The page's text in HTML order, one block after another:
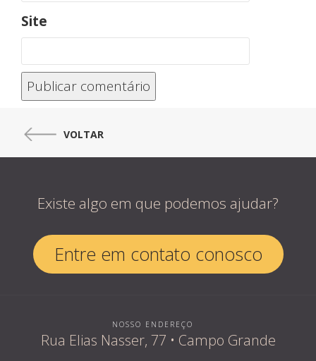
Site
VOLTAR
Existe algo em que podemos ajudar?
Entre em contato conosco
NOSSO ENDEREÇO
Rua Elias Nasser, 77 • Campo Grande